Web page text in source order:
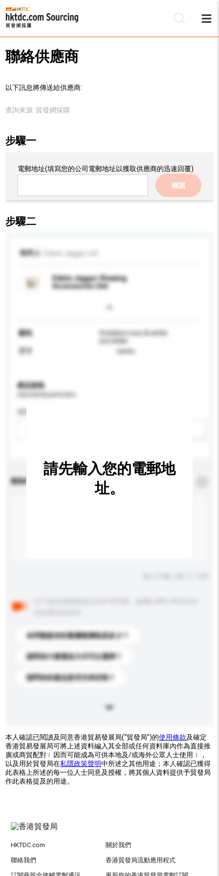
聯絡供應商
以下訊息將傳送給供應商:
查詢來源: 貿發網採購
步驟一
電郵地址(填寫您的公司電郵地址以獲取供應商的迅速回覆)
確認
步驟二
收件人 Edwin Jagger Ltd.
Edwin Jagger Shaving
Accessories Set
顏色
Imitation ivory & white
porcelain
varies
產品規格
查詢內容
你們能提供的最優惠價格是多少？
請問有什麼運送方式可以選擇？
請問你的產品是否支持定制？
請先輸入您的電郵地
址。
本人確認已閱讀及同意香港貿易發展局(“貿發局”)的使用條款及確定
香港貿易發展局可將上述資料編入其全部或任何資料庫內作為直接推
廣或商貿配對﹝因而可能成為可供本地及/或海外公眾人士使用﹞，
以及用於貿發局在私隱政策聲明中所述之其他用途；本人確認已獲得
此表格上所述的每一位人士同意及授權，將其個人資料提供予貿發局
作此表格提及的用途。
HKTDC.com 關於我們
聯絡我們 香港貿發局流動應用程式